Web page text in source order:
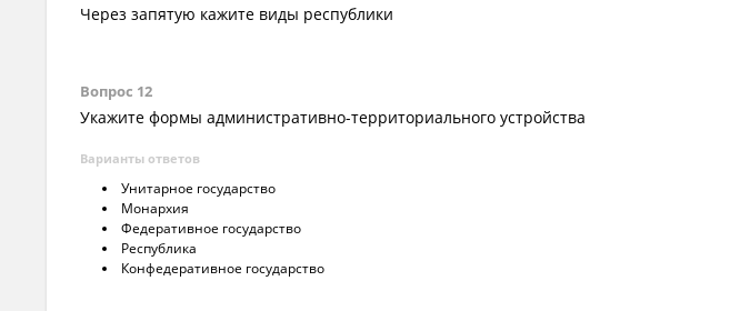
Через запятую кажите виды республики
Вопрос 12
Укажите формы административно-территориального устройства
Варианты ответов
Унитарное государство
Монархия
Федеративное государство
Республика
Конфедеративное государство